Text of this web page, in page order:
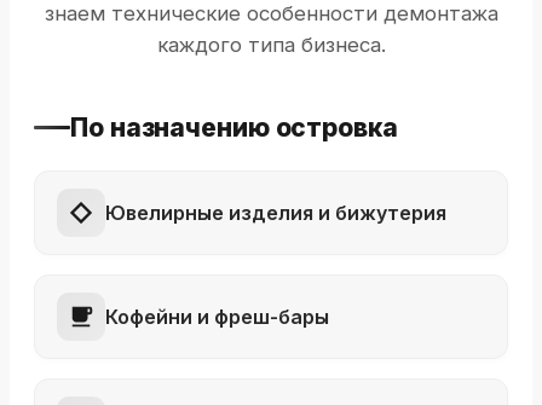
знаем технические особенности демонтажа
каждого типа бизнеса.
По назначению островка
Ювелирные изделия и бижутерия
Кофейни и фреш-бары